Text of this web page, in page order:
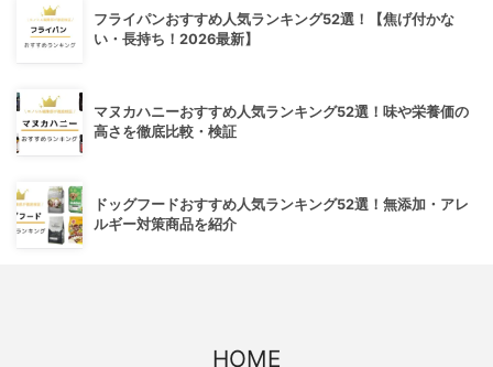
フライパンおすすめ人気ランキング52選！【焦げ付かな
い・長持ち！2026最新】
マヌカハニーおすすめ人気ランキング52選！味や栄養価の
高さを徹底比較・検証
ドッグフードおすすめ人気ランキング52選！無添加・アレ
ルギー対策商品を紹介
HOME